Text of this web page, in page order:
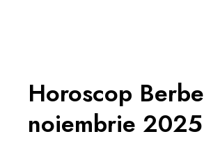
Horoscop
noiembrie